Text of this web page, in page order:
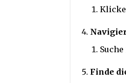
Klicke
Finde